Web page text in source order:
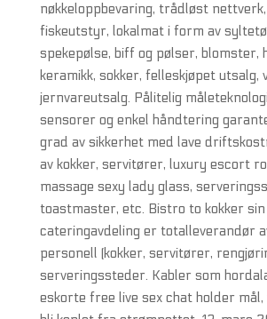
nøkkeloppbevaring, trådløst
fiskeutstyr, lokalmat i form av
spekepølse, biff og pølser, blomster,
keramikk, sokker, felleskjøpet utsalg,
jernvareutsalg. Pålitelig
sensorer og enkel håndtering
grad av sikkerhet med lave
av kokker, servitører, luxury escort
massage sexy lady glass,
toastmaster, etc. Bistro to kokker sin
cateringavdeling er totalleverandør
personell (kokker, servitører,
serveringssteder. Kabler som
eskorte free live sex chat holder